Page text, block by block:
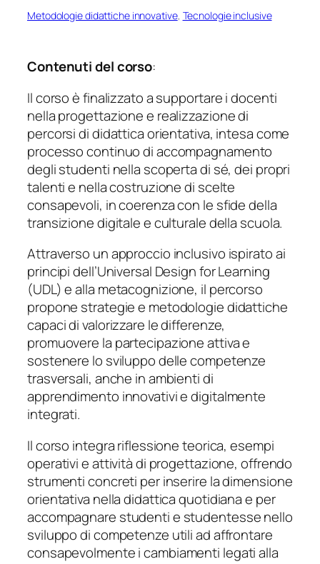
Metodologie didattiche innovative, Tecnologie inclusive
Contenuti del corso:
Il corso è finalizzato a supportare i docenti
nella progettazione e realizzazione di
percorsi di didattica orientativa, intesa come
processo continuo di accompagnamento
degli studenti nella scoperta di sé, dei propri
talenti e nella costruzione di scelte
consapevoli, in coerenza con le sfide della
transizione digitale e culturale della scuola.
Attraverso un approccio inclusivo ispirato ai
principi dell’Universal Design for Learning
(UDL) e alla metacognizione, il percorso
propone strategie e metodologie didattiche
capaci di valorizzare le differenze,
promuovere la partecipazione attiva e
sostenere lo sviluppo delle competenze
trasversali, anche in ambienti di
apprendimento innovativi e digitalmente
integrati.
Il corso integra riflessione teorica, esempi
operativi e attività di progettazione, offrendo
strumenti concreti per inserire la dimensione
orientativa nella didattica quotidiana e per
accompagnare studenti e studentesse nello
sviluppo di competenze utili ad affrontare
consapevolmente i cambiamenti legati alla